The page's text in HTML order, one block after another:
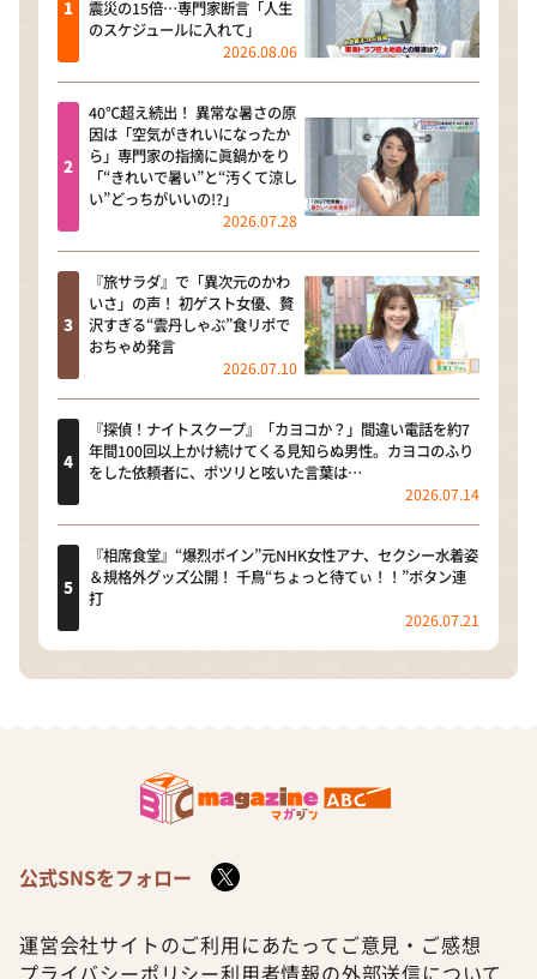
震災の15倍…専門家断言「人生
のスケジュールに入れて」
2026.08.06
40℃超え続出！ 異常な暑さの原
因は「空気がきれいになったか
ら」専門家の指摘に眞鍋かをり
「“きれいで暑い”と“汚くて涼し
い”どっちがいいの!?」
2026.07.28
『旅サラダ』で「異次元のかわ
いさ」の声！ 初ゲスト女優、贅
沢すぎる“雲丹しゃぶ”食リポで
おちゃめ発言
2026.07.10
『探偵！ナイトスクープ』「カヨコか？」間違い電話を約7
年間100回以上かけ続けてくる見知らぬ男性。カヨコのふり
をした依頼者に、ポツリと呟いた言葉は…
2026.07.14
『相席食堂』“爆烈ボイン”元NHK女性アナ、セクシー水着姿
＆規格外グッズ公開！ 千鳥“ちょっと待てぃ！！”ボタン連
打
2026.07.21
公式SNSをフォロー
運営会社サイトのご利用にあたって ご意見・ご感想
プライバシーポリシー利用者情報の外部送信について